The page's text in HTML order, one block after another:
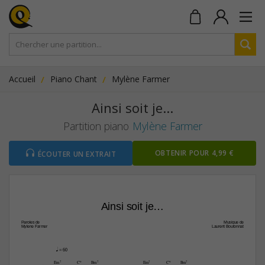
Accueil Piano Chant Mylène Farmer
Ainsi soit je...
Partition piano Mylène Farmer
ÉCOUTER UN EXTRAIT OBTENIR POUR 4,99 €
Ainsi soit je…
Musique de
Laurent Boutonnat
Paroles de
Mylene Farmer
q = 60
Em7 C9 Bm7 Em7 C9 Bm7